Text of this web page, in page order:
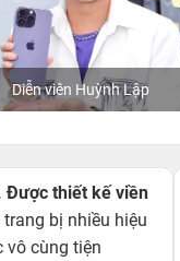
Diễn viên Huỳnh Lập
Được thiết kế viền
bị nhiều hiệu
vô cùng tiện